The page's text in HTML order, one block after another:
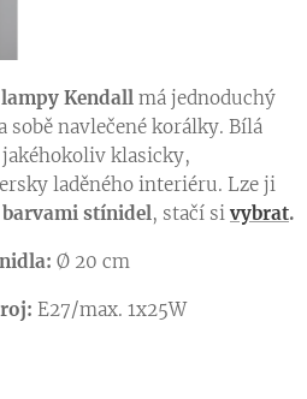
Kendall má jednoduchý
navlečené korálky. Bílá
jakéhokoliv klasicky,
laděného interiéru. Lze ji
stínidel, stačí si vybrat.
Ø 20 cm
E27/max. 1x25W